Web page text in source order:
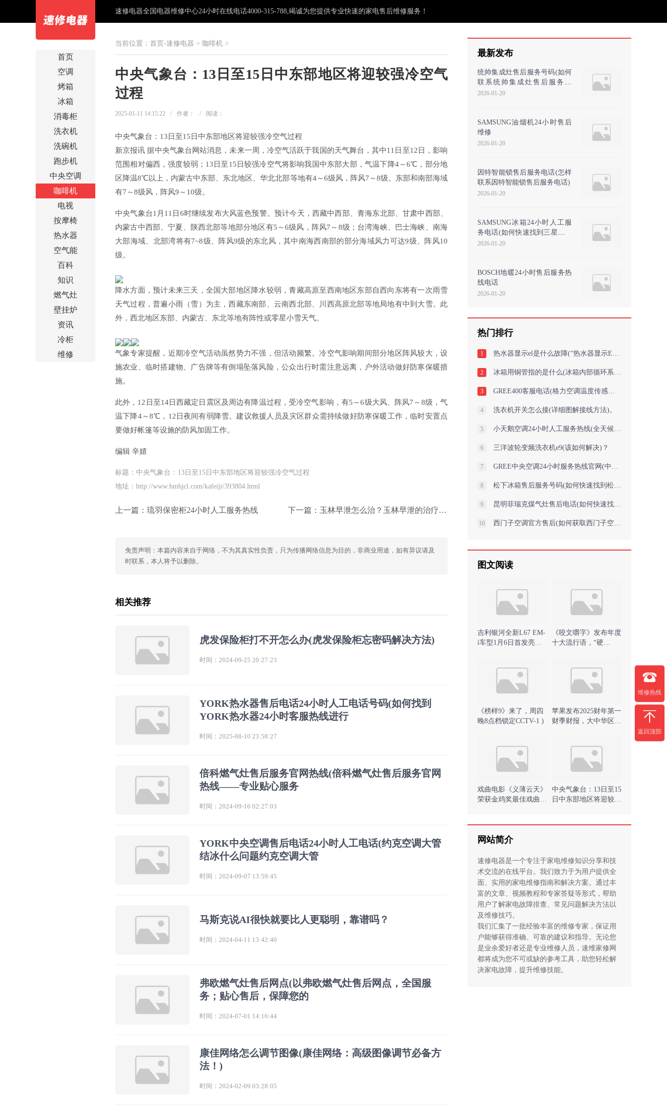
速修电器全国电器维修中心24小时在线电话4000-315-788,竭诚为您提供专业快速的家电售后维修服务！
首页
空调
烤箱
冰箱
消毒柜
洗衣机
洗碗机
跑步机
中央空调
咖啡机
电视
按摩椅
热水器
空气能
百科
知识
燃气灶
壁挂炉
资讯
冷柜
维修
当前位置： 首页-速修电器 > 咖啡机 >
中央气象台：13日至15日中东部地区将迎较强冷空气
过程
2025-01-11 14:15:22 / 作者： / 阅读：
中央气象台：13日至15日中东部地区将迎较强冷空气过程
新京报讯 据中央气象台网站消息，未来一周，冷空气活跃于我国的天气舞台，其中11日至12日，影响
范围相对偏西，强度较弱；13日至15日较强冷空气将影响我国中东部大部，气温下降4～6℃，部分地
区降温8℃以上，内蒙古中东部、东北地区、华北北部等地有4～6级风，阵风7～8级。东部和南部海域
有7～8级风，阵风9～10级。
中央气象台1月11日6时继续发布大风蓝色预警。预计今天，西藏中西部、青海东北部、甘肃中西部、
内蒙古中西部、宁夏、陕西北部等地部分地区有5～6级风，阵风7～8级；台湾海峡、巴士海峡、南海
大部海域、北部湾将有7~8级、阵风9级的东北风，其中南海西南部的部分海域风力可达9级、阵风10
级。
降水方面，预计未来三天，全国大部地区降水较弱，青藏高原至西南地区东部自西向东将有一次雨雪
天气过程，普遍小雨（雪）为主，西藏东南部、云南西北部、川西高原北部等地局地有中到大雪。此
外，西北地区东部、内蒙古、东北等地有阵性或零星小雪天气。
气象专家提醒，近期冷空气活动虽然势力不强，但活动频繁。冷空气影响期间部分地区阵风较大，设
施农业、临时搭建物、广告牌等有倒塌坠落风险，公众出行时需注意远离，户外活动做好防寒保暖措
施。
此外，12日至14日西藏定日震区及周边有降温过程，受冷空气影响，有5～6级大风、阵风7～8级，气
温下降4～8℃，12日夜间有弱降雪。建议救援人员及灾区群众需持续做好防寒保暖工作，临时安置点
要做好帐篷等设施的防风加固工作。
编辑 辛婧
标题：中央气象台：13日至15日中东部地区将迎较强冷空气过程
地址：http://www.hmhjcl.com/kafeiji/393804.html
上一篇： 琉羽保密柜24小时人工服务热线 下一篇： 玉林早泄怎么治？玉林早泄的治疗方法有哪些？
免责声明：本篇内容来自于网络，不为其真实性负责，只为传播网络信息为目的，非商业用途，如有异议请及
时联系，本人将予以删除。
相关推荐
虎发保险柜打不开怎么办(虎发保险柜忘密码解决方法)
时间：2024-09-25 20:27:23
YORK热水器售后电话24小时人工电话号码(如何找到
YORK热水器24小时客服热线进行
时间：2025-08-10 23:58:27
倍科燃气灶售后服务官网热线(倍科燃气灶售后服务官网
热线——专业贴心服务
时间：2024-09-16 02:27:03
YORK中央空调售后电话24小时人工电话(约克空调大管
结冰什么问题约克空调大管
时间：2024-09-07 13:59:45
马斯克说AI很快就要比人更聪明，靠谱吗？
时间：2024-04-11 13:42:40
弗欧燃气灶售后网点(以弗欧燃气灶售后网点，全国服
务；贴心售后，保障您的
时间：2024-07-01 14:16:44
康佳网络怎么调节图像(康佳网络：高级图像调节必备方
法！)
时间：2024-02-09 03:28:05
最新发布
统帅集成灶售后服务号码(如何
联系统帅集成灶售后服务号
码？)
2026-01-20
SAMSUNG油烟机24小时售后
维修
2026-01-20
因特智能锁售后服务电话(怎样
联系因特智能锁售后服务电话)
2026-01-20
SAMSUNG冰箱24小时人工服
务电话(如何快速找到三星冰箱
24小时客服热线？)
2026-01-20
BOSCH地暖24小时售后服务热
线电话
2026-01-20
热门排行
1 热水器显示el是什么故障(“热水器显示EL故障原因及解决方法”)
2 冰箱用铜管指的是什么(冰箱内部循环系统的重要元素铜管的作用是什么？)
3 GREE400客服电话(格力空调温度传感器故障如何判断及解决方法)
4 洗衣机开关怎么接(详细图解接线方法)。
5 小天鹅空调24小时人工服务热线(全天候守护您的舒适：小天鹅空调24小时客服热
6 三洋波轮变频洗衣机e9(该如何解决)？
7 GREE中央空调24小时服务热线官网(中央格力空调设计如何确保高效节能)
8 松下冰箱售后服务号码(如何快速找到松下冰箱官方售后服务电话？)
9 昆明菲瑞克煤气灶售后电话(如何快速找到昆明菲瑞克煤气灶的售后服务热线？
10 西门子空调官方售后(如何获取西门子空调官方售后服务的全面指南)
图文阅读
吉利银河全新L67 EM-
i车型1月6日首发亮相
《咬文嚼字》发布年度
十大流行语，“硬
《榜样9》来了，周四
晚8点档锁定CCTV-1 )
苹果发布2025财年第一
财季财报，大中华区营
戏曲电影《义薄云天》
荣获金鸡奖最佳戏曲片
中央气象台：13日至15
日中东部地区将迎较强
网站简介
速修电器是一个专注于家电维修知识分享和技
术交流的在线平台。我们致力于为用户提供全
面、实用的家电维修指南和解决方案。通过丰
富的文章、视频教程和专家答疑等形式，帮助
用户了解家电故障排查、常见问题解决方法以
及维修技巧。
我们汇集了一批经验丰富的维修专家，保证用
户能够获得准确、可靠的建议和指导。无论您
是业余爱好者还是专业维修人员，速维家修网
都将成为您不可或缺的参考工具，助您轻松解
决家电故障，提升维修技能。
维修热线
返回顶部